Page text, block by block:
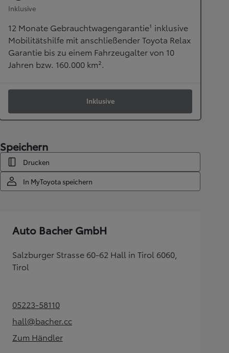
Inklusive
12 Monate Gebrauchtwagengarantie¹ inklusive
Mobilitätshilfe mit anschließender Toyota Relax
Garantie bis zu einem Fahrzeugalter von 10
Jahren bzw. 160.000 km².
Inklusive
Speichern
Drucken
In MyToyota speichern
Auto Bacher GmbH
Salzburger Strasse 60-62 Hall in Tirol 6060,
Tirol
05223-58110(Opens in new tab)
hall@bacher.cc(Opens in new tab)
Zum Händler(Opens in new tab)